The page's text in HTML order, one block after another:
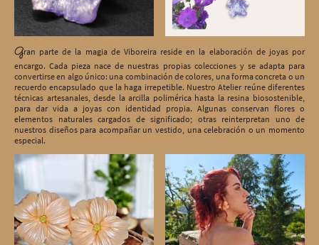
Gran parte de la magia de Viboreira reside en la elaboración de joyas por
encargo. Cada pieza nace de nuestras propias colecciones y se adapta para
convertirse en algo único: una combinación de colores, una forma concreta o un
recuerdo encapsulado que la haga irrepetible. Nuestro Atelier reúne diferentes
técnicas artesanales, desde la arcilla polimérica hasta la resina biosostenible,
para dar vida a joyas con identidad propia. Algunas conservan flores o
elementos naturales cargados de significado; otras reinterpretan uno de
nuestros diseños para acompañar un vestido, una celebración o un momento
especial.